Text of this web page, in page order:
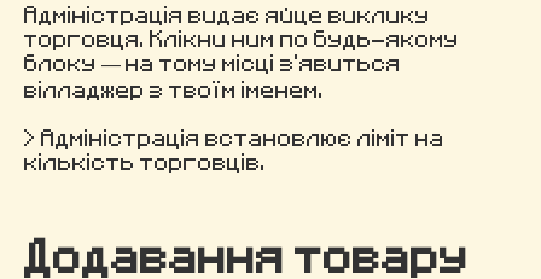
Адміністрація видає яйце виклику
торговця. Клікни ним по будь-якому
блоку — на тому місці з'явиться
вілладжер з твоїм іменем.
> Адміністрація встановлює ліміт на
кількість торговців.
Додавання товару